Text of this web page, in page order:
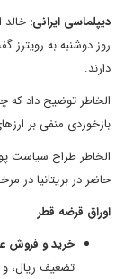
دیپلماسی ایرانی:
روز دوشنبه به
دارند.
الخاطر توضیح داد
بازخوردی منفی بر
حاضر در بریتانیا در
اوراق قرضه قطر
خرید و فروش
تضعیف ریال، و